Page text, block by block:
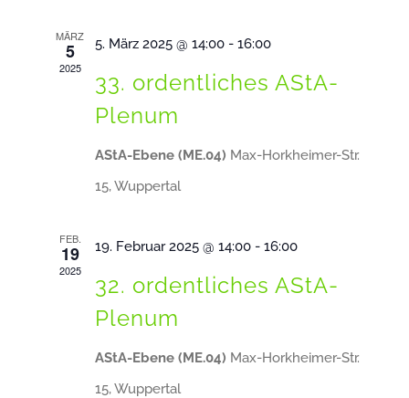
wählen.
MÄRZ
5
2025
5. März 2025 @ 14:00- 16:00
33. ordentliches AStA-
Plenum
AStA-Ebene (ME.04) Max-Horkheimer-Str.
15, Wuppertal
FEB.
19
2025
19. Februar 2025 @ 14:00- 16:00
32. ordentliches AStA-
Plenum
AStA-Ebene (ME.04) Max-Horkheimer-Str.
15, Wuppertal